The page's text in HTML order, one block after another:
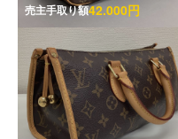
売主手取り額42.000円